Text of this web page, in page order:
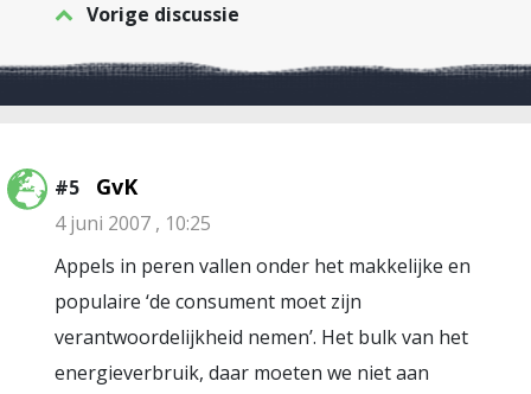
Vorige discussie
#5 GvK
4 juni 2007 , 10:25
Appels in peren vallen onder het makkelijke en
populaire ‘de consument moet zijn
verantwoordelijkheid nemen’. Het bulk van het
energieverbruik, daar moeten we niet aan